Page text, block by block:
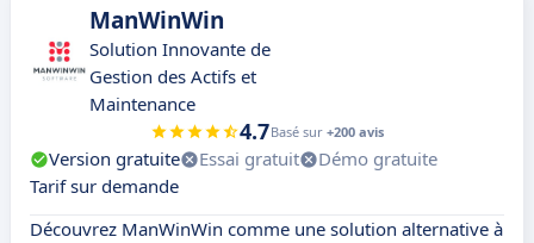
ManWinWin
Solution Innovante de
Gestion des Actifs et
Maintenance
4.7Basé sur +200 avis
Version gratuite Essai gratuit
Démo gratuite
Tarif sur demande
Découvrez ManWinWin comme une solution alternative à